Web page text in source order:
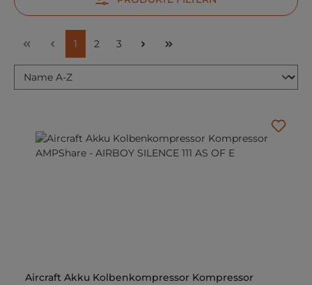
Seite
1 Seite
2 Seite
3
Aircraft Akku Kolbenkompressor Kompressor